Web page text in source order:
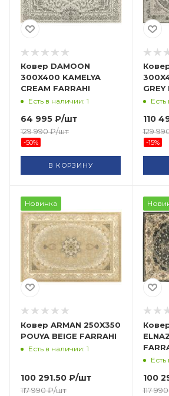
Ковер DAMOON
300X400 KAMELYA
CREAM FARRAHI
Есть в наличии: 1
64 995 ₽/шт
129 990₽/шт
-50%
В КОРЗИНУ
110
129
-15%
Новинка
Ковер ARMAN 250X350
POUYA BEIGE FARRAHI
Есть в наличии: 1
100 291.50 ₽/шт
117 990₽/шт
100
117 990